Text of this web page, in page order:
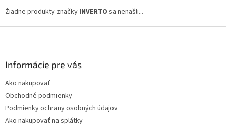
Žiadne produkty značky INVERTO sa nenašli...
Informácie pre vás
Ako nakupovať
Obchodné podmienky
Podmienky ochrany osobných údajov
Ako nakupovať na splátky